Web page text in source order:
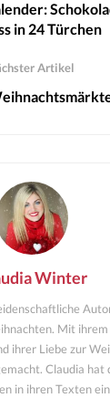
in 24 Türchen
Artikel
Winter
Mit
ihrer Liebe zur
Claudia hat
in ihren Texten